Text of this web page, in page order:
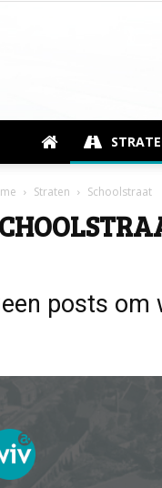
Straten Schoolstraat
posts om